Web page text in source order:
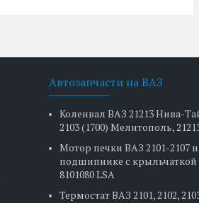
Автозапчасти на ВАЗ
Коленвал ВАЗ 21213 Нива-
2103 (1700) Мелитополь,
Мотор печки ВАЗ 2101-2107
подшипнике с крыльчаткой
8101080 LSA
Термостат ВАЗ 2101, 2102,